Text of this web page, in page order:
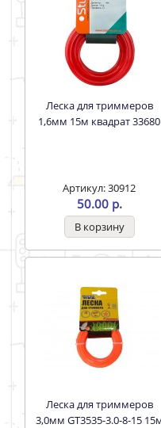
Леска для триммеров
1,6мм 15м квадрат 33680
Артикул: 30912
50.00 р.
Леска для триммеров